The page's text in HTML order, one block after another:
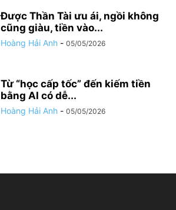
Được Thần Tài ưu ái, ngồi không
cũng giàu, tiền vào...
Hoàng Hải Anh - 05/05/2026
Từ “học cấp tốc” đến kiếm tiền
bằng AI có dễ...
Hoàng Hải Anh - 05/05/2026